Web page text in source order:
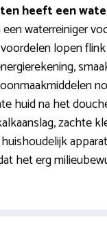
heeft een
waterreiniger
lopen
huid na het
zachte
het erg